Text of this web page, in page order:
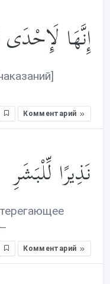
إِنَّهَا لَإِحْدَى
Комментарий
نَذِيرًا لِّلْبَشَرِ
Комментарий